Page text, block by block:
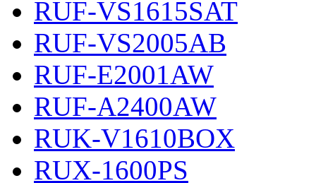
RUF-VS1615SAT
RUF-VS2005AB
RUF-E2001AW
RUF-A2400AW
RUK-V1610BOX
RUX-1600PS